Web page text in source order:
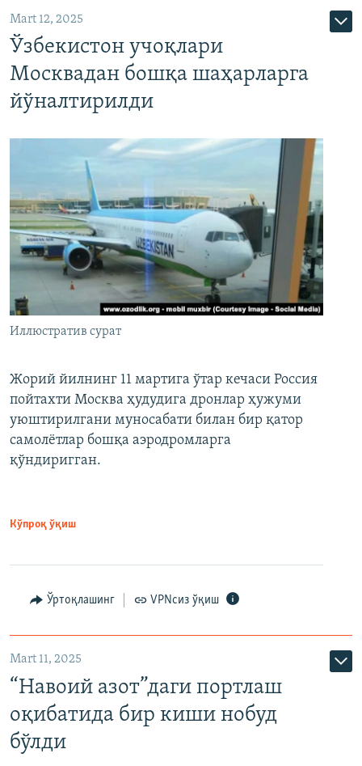
Mart 12, 2025
Ўзбекистон учоқлари
Москвадан бошқа шаҳарларга
йўналтирилди
Иллюстратив сурат
Жорий йилнинг 11 мартига ўтар кечаси Россия
пойтахти Москва ҳудудига дронлар ҳужуми
уюштирилгани муносабати билан бир қатор
самолётлар бошқа аэродромларга
қўндиригган.
Кўпроқ ўқиш
Ўртоқлашинг VPNсиз ўқиш
Mart 11, 2025
“Навоий азот”даги портлаш
оқибатида бир киши нобуд
бўлди